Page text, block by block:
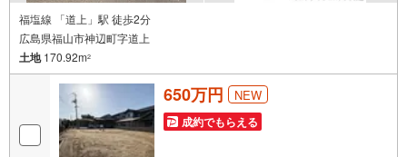
福塩線 「道上」駅 徒歩2分
広島県福山市神辺町字道上
土地170.92m2
650万円 NEW
成約でもらえる